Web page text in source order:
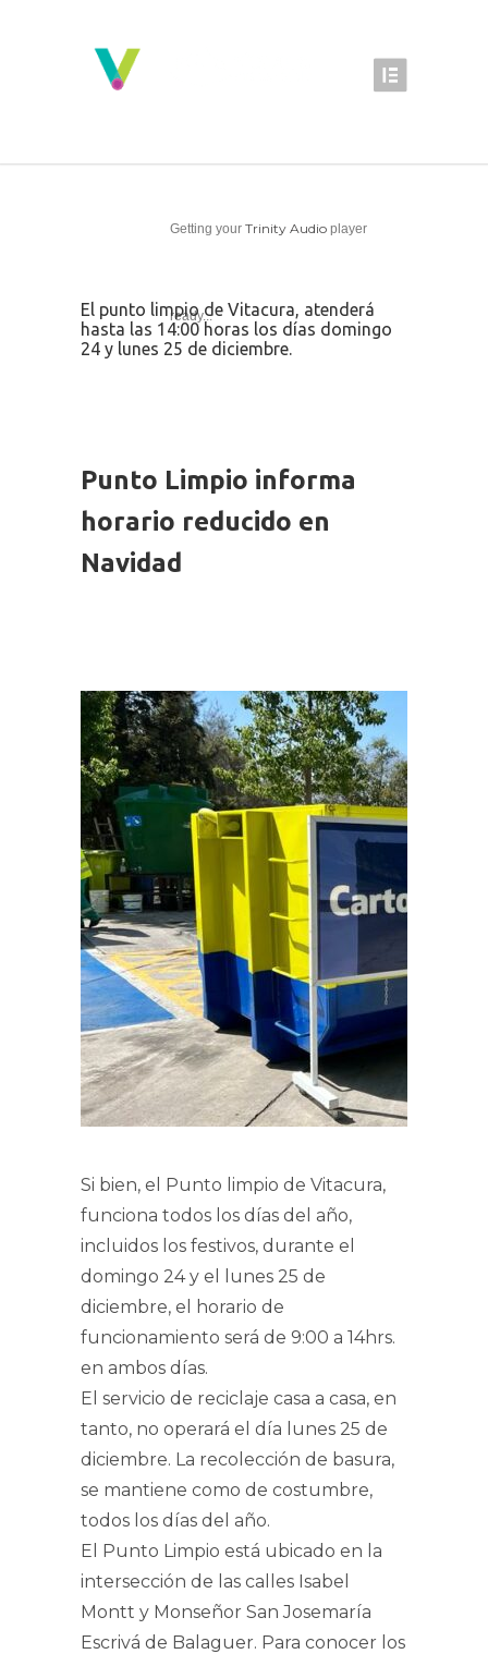
Getting your Trinity Audio player
ready...
El punto limpio de Vitacura, atenderá
hasta las 14:00 horas los días domingo
24 y lunes 25 de diciembre.
Punto Limpio informa
horario reducido en
Navidad
Si bien, el Punto limpio de Vitacura,
funciona todos los días del año,
incluidos los festivos, durante el
domingo 24 y el lunes 25 de
diciembre, el horario de
funcionamiento será de 9:00 a 14hrs.
en ambos días.
El servicio de reciclaje casa a casa, en
tanto, no operará el día lunes 25 de
diciembre. La recolección de basura,
se mantiene como de costumbre,
todos los días del año.
El Punto Limpio está ubicado en la
intersección de las calles Isabel
Montt y Monseñor San Josemaría
Escrivá de Balaguer. Para conocer los